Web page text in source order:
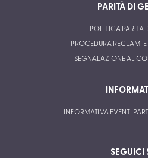
PARITÀ DI
POLITICA PARITÀ
PROCEDURA RECLAMI
SEGNALAZIONE AL
INFORMATIVA EVENTI
SEGUICI